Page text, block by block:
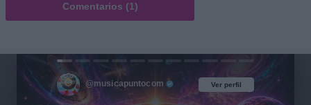
Comentarios (1)
Ver perfil
@musicapuntocom Ver perfil